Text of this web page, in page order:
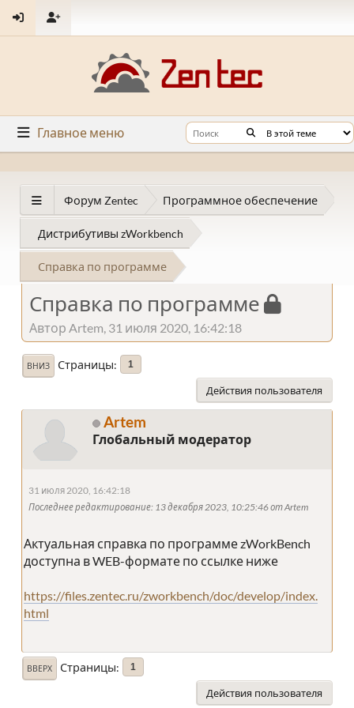
Главное меню
Форум Zentec Программное обеспечение
Дистрибутивы zWorkbench
Справка по программе
Справка по программе
Автор Artem, 31 июля 2020, 16:42:18
ВНИЗ Страницы 1
Действия пользователя
Artem
Глобальный модератор
31 июля 2020, 16:42:18
Последнее редактирование: 13 декабря 2023, 10:25:46 от Artem
Актуальная справка по программе zWorkBench
доступна в WEB-формате по ссылке ниже
https://files.zentec.ru/zworkbench/doc/develop/index.
html
ВВЕРХ Страницы 1
Действия пользователя